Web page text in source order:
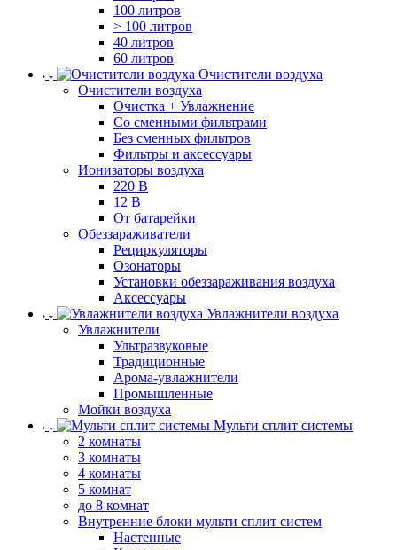
100 литров
> 100 литров
40 литров
60 литров
Очистители воздуха
Очистители воздуха
Очистка + Увлажнение
Cо сменными фильтрами
Без сменных фильтров
Фильтры и аксессуары
Ионизаторы воздуха
220 В
12 В
От батарейки
Обеззараживатели
Рециркуляторы
Озонаторы
Установки обеззараживания воздуха
Аксессуары
Увлажнители воздуха
Увлажнители
Ультразвуковые
Традиционные
Арома-увлажнители
Промышленные
Мойки воздуха
Мульти сплит системы
2 комнаты
3 комнаты
4 комнаты
5 комнат
до 8 комнат
Внутренние блоки мульти сплит систем
Настенные